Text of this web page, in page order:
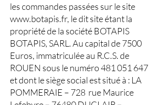
les commandes passées sur le site
www.botapis.fr, le dit site étant la
propriété de la société BOTAPIS
BOTAPIS, SARL. Au capital de 7500
Euros, immatriculée au R.C.S. de
ROUEN sous le numéro481 051 647
et dont le siège social est situé à : LA
POMMERAIE – 728 rue Maurice